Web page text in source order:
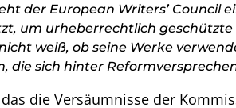
der European Writers’ Council
um urheberrechtlich
weiß, ob seine Werke
die sich hinter
die Versäumnisse der